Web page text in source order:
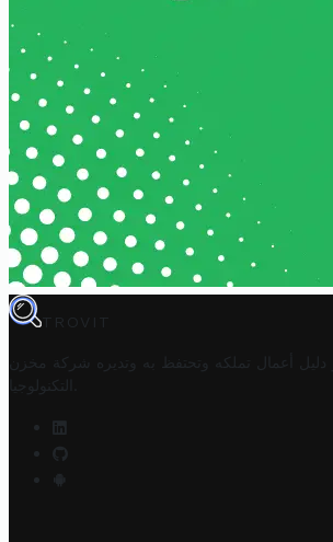
TROVIT
أعمال تملكه وتحتفظ به وتديره
شركة مخزن
التكنولوجيا